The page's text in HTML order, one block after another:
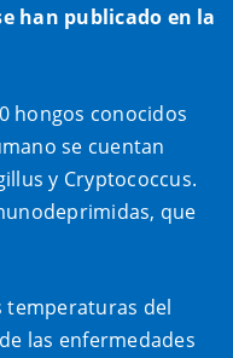
han publicado en la
hongos conocidos
se cuentan
y Cryptococcus.
que
temperaturas del
las enfermedades